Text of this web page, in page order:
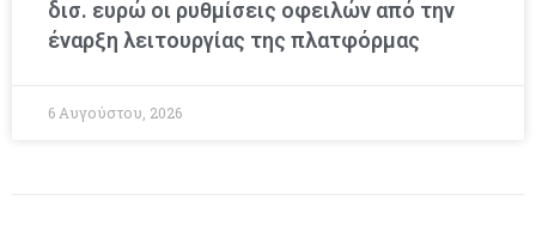
δισ. ευρώ οι ρυθμίσεις οφειλών από την
έναρξη λειτουργίας της πλατφόρμας
6 Αυγούστου, 2026